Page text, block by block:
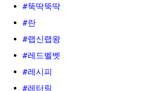
#뚝딱뚝딱
#란
#랩신랩왕
#레드벨벳
#레시피
#레터링